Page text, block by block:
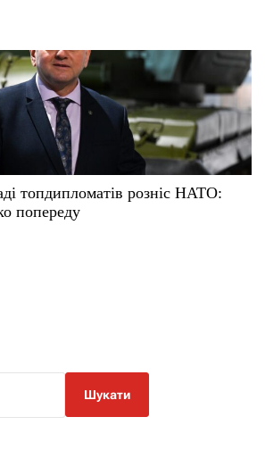
топдипломатів розніс НАТО:
попереду